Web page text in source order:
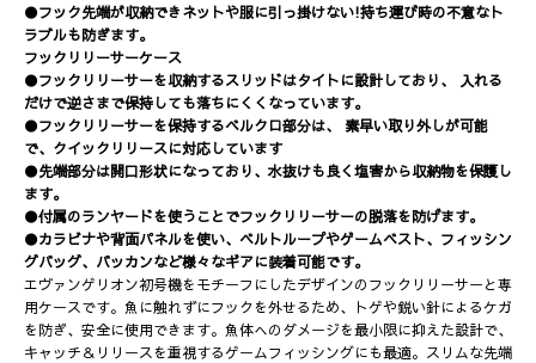
●フック先端が収納できネットや服に引っ掛けない!持ち運び時の不意なト
ラブルも防ぎます。
フックリリーサーケース
●フックリリーサーを収納するスリッドはタイトに設計しており、 入れる
だけで逆さまで保持しても落ちにくくなっています。
●フックリリーサーを保持するベルクロ部分は、 素早い取り外しが可能
で、クイックリリースに対応しています
●先端部分は開口形状になっており、水抜けも良く塩害から収納物を保護し
ます。
●付属のランヤードを使うことでフックリリーサーの脱落を防げます。
●カラビナや背面パネルを使い、ベルトループやゲームベスト、フィッシン
グバッグ、バッカンなど様々なギアに装着可能です。
エヴァンゲリオン初号機をモチーフにしたデザインのフックリリーサーと専
用ケースです。魚に触れずにフックを外せるため、トゲや鋭い針によるケガ
を防ぎ、安全に使用できます。魚体へのダメージを最小限に抑えた設計で、
キャッチ＆リリースを重視するゲームフィッシングにも最適。スリムな先端